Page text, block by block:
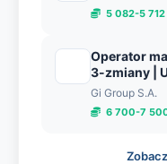
5 082-5
Operator
3-zmiany |
Gi Group S.A.
6 700-7